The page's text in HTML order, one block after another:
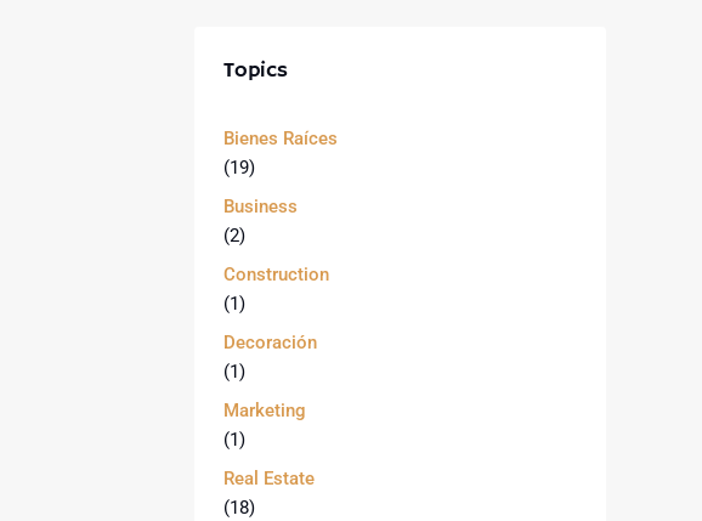
Topics
Bienes Raíces
(19)
Business
(2)
Construction
(1)
Decoración
(1)
Marketing
(1)
Real Estate
(18)